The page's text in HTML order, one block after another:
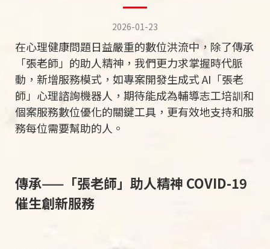
2026-01-23
在心理健康問題日益嚴重的數位洪流中，除了傳承
「張老師」的助人精神，我們更力求掌握時代脈
動，新增服務模式，如專案開發生成式AI 「張老
師」心理諮詢機器人，期待能成為輔導志工培訓和
個案服務數位優化的關鍵工具，更有效地支持和服
務每位需要幫助的人。
傳承—— 「張老師」助人精神 COVID-19
催生創新服務